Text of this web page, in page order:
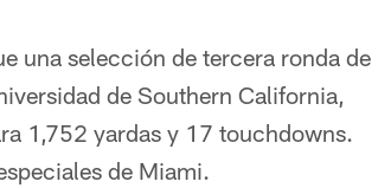
una selección de tercera ronda de
de Southern California,
1,752 yardas y 17 touchdowns.
de Miami.